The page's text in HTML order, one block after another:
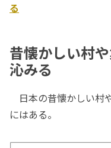
る
昔懐かしい村
沁みる
日本の昔懐かしい村
にはある。